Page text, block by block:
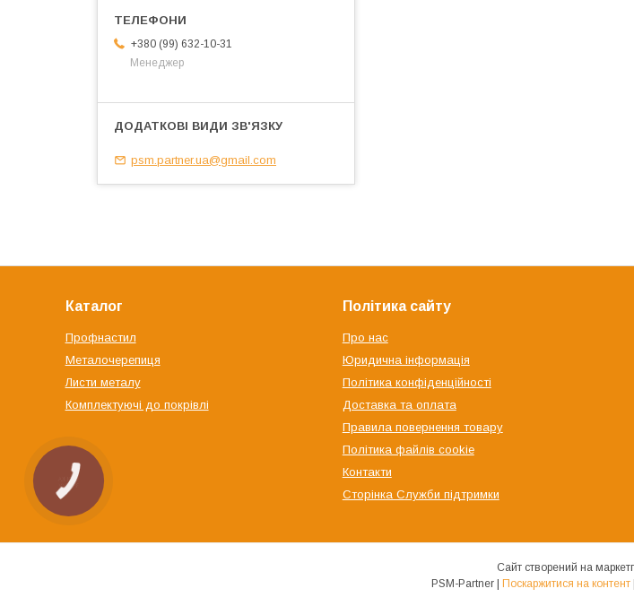
+380 (99) 632-10-31
Менеджер
psm.partner.ua@gmail.com
Каталог
Профнастил
Металочерепиця
Листи металу
Комплектуючі до покрівлі
Політика сайту
Про нас
Юридична інформація
Політика конфіденційності
Доставка та оплата
Правила повернення товару
Політика файлів cookie
Контакти
Сторінка Служби підтримки
Сайт створений на
PSM-Partner | Поскаржитися на контент |
КНОПКА
ЗВ'ЯЗКУ